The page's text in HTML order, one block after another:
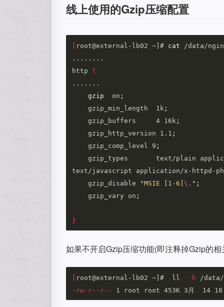
线上使用的Gzip压缩配置
root@external-lb02 ~]# cat /data/
........
http {
.......
gzip on ;
    gzip_min_length  1k
;
    gzip_buffers     4 16k
;
    gzip_http_version 1.1
;
    gzip_comp_level 9
;
text/javascript application/x-httpd-
    gzip_disable
"MSIE [1-6] \. " ;
    gzip_vary on
;
}
如果不开启Gzip压缩功能(即注释掉Gzip的
root@external-lb02 ~]#  ll
-h
-rw-r--r--